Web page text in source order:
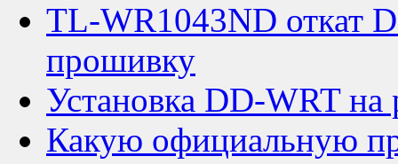
TL-WR1043ND откат
прошивку
Установка DD-WRT
Какую официальную